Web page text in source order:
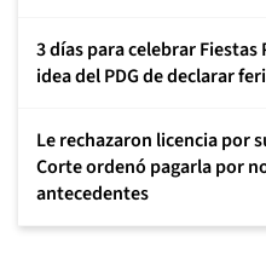
3 días para celebrar
idea del PDG de declarar
Le rechazaron licencia por
Corte ordenó pagarla por
antecedentes